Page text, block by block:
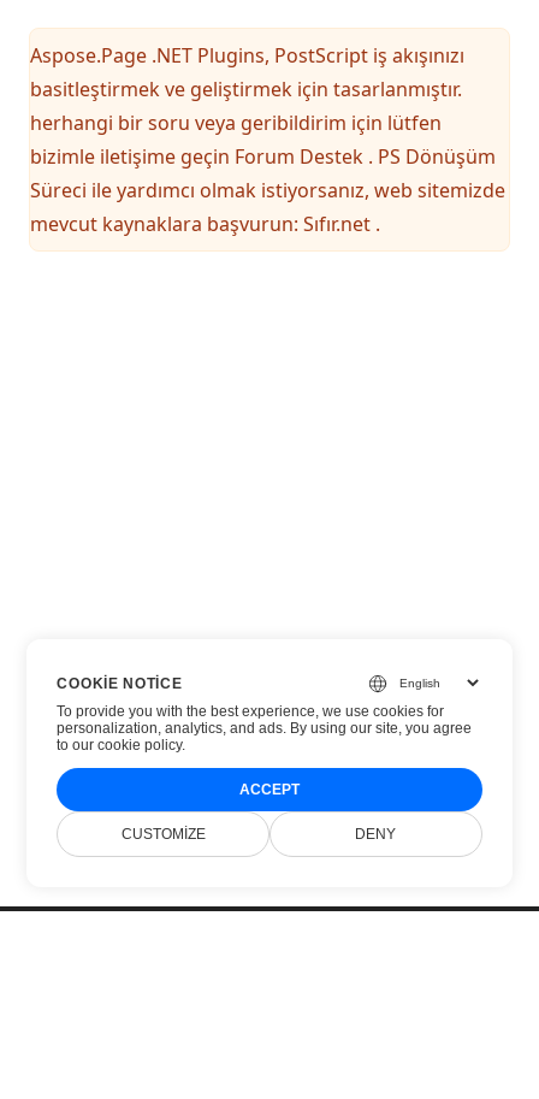
Aspose.Page .NET Plugins, PostScript iş akışınızı
basitleştirmek ve geliştirmek için tasarlanmıştır.
herhangi bir soru veya geribildirim için lütfen
bizimle iletişime geçin Forum Destek . PS Dönüşüm
Süreci ile yardımcı olmak istiyorsanız, web sitemizde
mevcut kaynaklara başvurun: Sıfır.net .
COOKIE NOTICE
To provide you with the best experience, we use cookies for
personalization, analytics, and ads. By using our site, you agree
toour cookie policy.
ACCEPT
CUSTOMIZE DENY